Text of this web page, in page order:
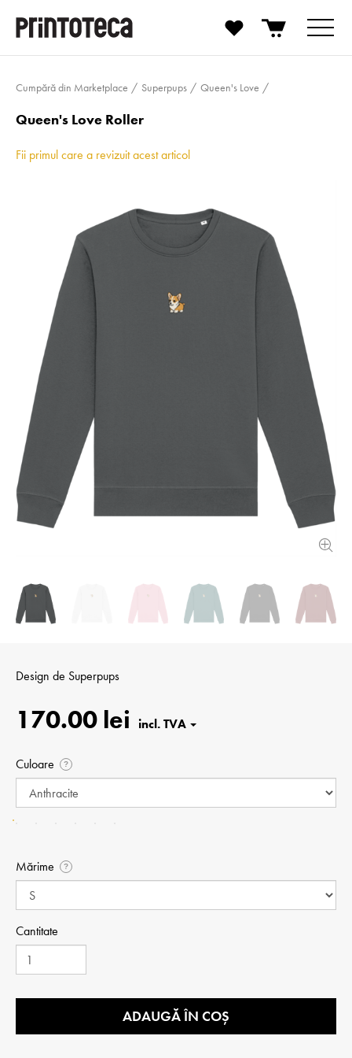
Cumpără din Marketplace Superpups Queen's Love
Queen's Love Roller
Fii primul care a revizuit acest articol
Design de Superpups
170.00 lei
Culoare ?
Mărime ?
Cantitate
ADAUGĂ ÎN COȘ